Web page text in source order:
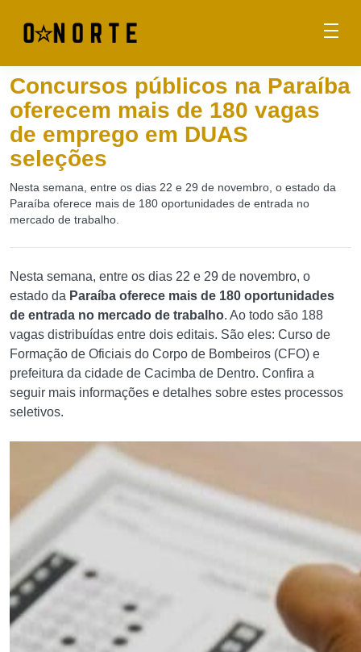
Concursos públicos na Paraíba
oferecem mais de 180 vagas
de emprego em DUAS
seleções
Nesta semana, entre os dias 22 e 29 de novembro, o estado da
Paraíba oferece mais de 180 oportunidades de entrada no
mercado de trabalho.
Nesta semana, entre os dias 22 e 29 de novembro, o
estado da Paraíba oferece mais de 180 oportunidades
de entrada no mercado de trabalho. Ao todo são 188
vagas distribuídas entre dois editais. São eles: Curso de
Formação de Oficiais do Corpo de Bombeiros (CFO) e
prefeitura da cidade de Cacimba de Dentro. Confira a
seguir mais informações e detalhes sobre estes processos
seletivos.